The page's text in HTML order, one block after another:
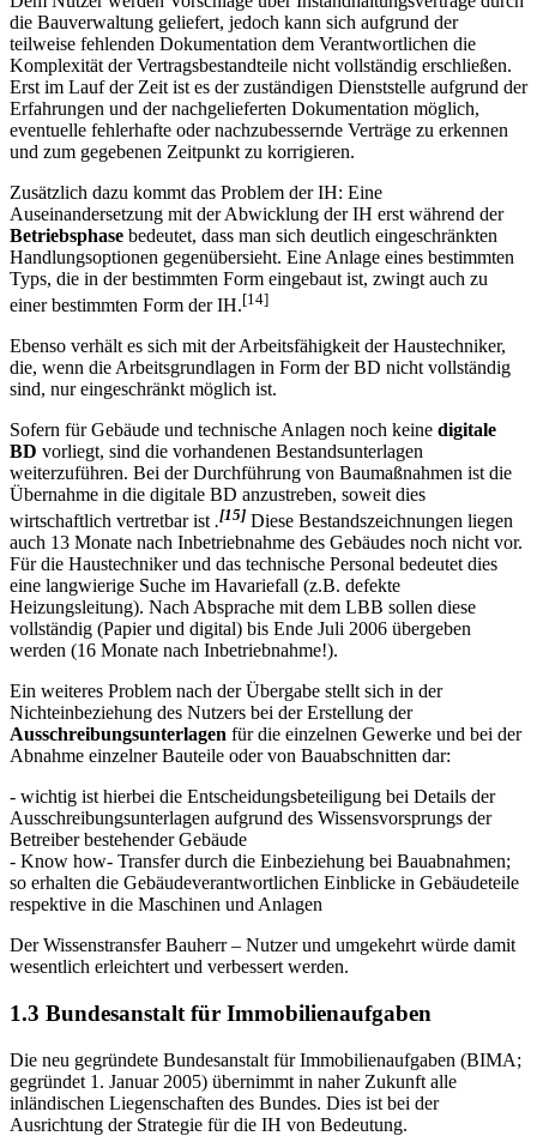
die Bauverwaltung geliefert, jedoch kann sich aufgrund der
teilweise fehlenden Dokumentation dem Verantwortlichen die
Komplexität der Vertragsbestandteile nicht vollständig erschließen.
Erst im Lauf der Zeit ist es der zuständigen Dienststelle aufgrund der
Erfahrungen und der nachgelieferten Dokumentation möglich,
eventuelle fehlerhafte oder nachzubessernde Verträge zu erkennen
und zum gegebenen Zeitpunkt zu korrigieren.
Zusätzlich dazu kommt das Problem der IH: Eine
Auseinandersetzung mit der Abwicklung der IH erst während der
Betriebsphase bedeutet, dass man sich deutlich eingeschränkten
Handlungsoptionen gegenübersieht. Eine Anlage eines bestimmten
Typs, die in der bestimmten Form eingebaut ist, zwingt auch zu
einer bestimmten Form der IH.[14]
Ebenso verhält es sich mit der Arbeitsfähigkeit der Haustechniker,
die, wenn die Arbeitsgrundlagen in Form der BD nicht vollständig
sind, nur eingeschränkt möglich ist.
Sofern für Gebäude und technische Anlagen noch keine digitale
BD vorliegt, sind die vorhandenen Bestandsunterlagen
weiterzuführen. Bei der Durchführung von Baumaßnahmen ist die
Übernahme in die digitale BD anzustreben, soweit dies
wirtschaftlich vertretbar ist .[15] Diese Bestandszeichnungen liegen
auch 13 Monate nach Inbetriebnahme des Gebäudes noch nicht vor.
Für die Haustechniker und das technische Personal bedeutet dies
eine langwierige Suche im Havariefall (z.B. defekte
Heizungsleitung). Nach Absprache mit dem LBB sollen diese
vollständig (Papier und digital) bis Ende Juli 2006 übergeben
werden (16 Monate nach Inbetriebnahme!).
Ein weiteres Problem nach der Übergabe stellt sich in der
Nichteinbeziehung des Nutzers bei der Erstellung der
Ausschreibungsunterlagen für die einzelnen Gewerke und bei der
Abnahme einzelner Bauteile oder von Bauabschnitten dar:
- wichtig ist hierbei die Entscheidungsbeteiligung bei Details der
Ausschreibungsunterlagen aufgrund des Wissensvorsprungs der
Betreiber bestehender Gebäude
- Know how- Transfer durch die Einbeziehung bei Bauabnahmen;
so erhalten die Gebäudeverantwortlichen Einblicke in Gebäudeteile
respektive in die Maschinen und Anlagen
Der Wissenstransfer Bauherr – Nutzer und umgekehrt würde damit
wesentlich erleichtert und verbessert werden.
1.3 Bundesanstalt für Immobilienaufgaben
Die neu gegründete Bundesanstalt für Immobilienaufgaben (BIMA;
gegründet 1. Januar 2005) übernimmt in naher Zukunft alle
inländischen Liegenschaften des Bundes. Dies ist bei der
Ausrichtung der Strategie für die IH von Bedeutung.